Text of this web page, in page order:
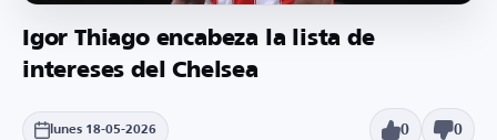
Igor Thiago encabeza la lista de
intereses del Chelsea
lunes 18-05-2026 0 0